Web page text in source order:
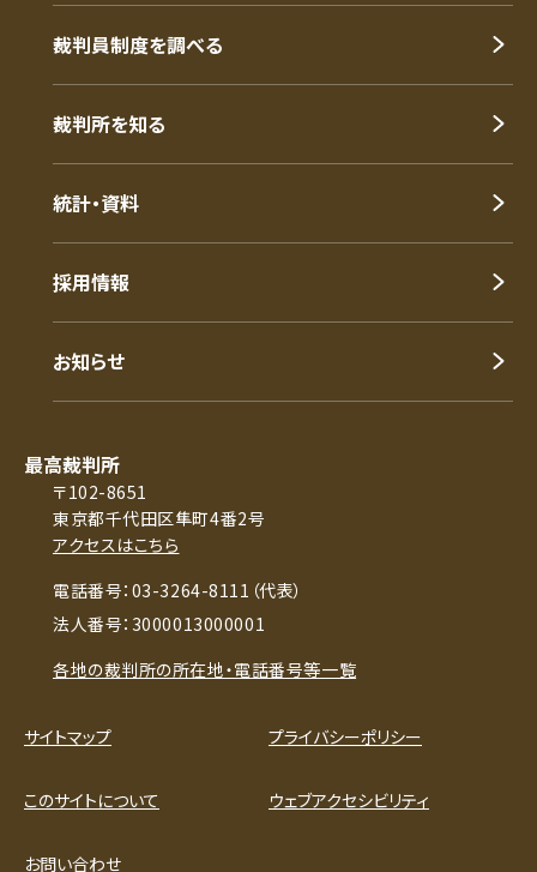
裁判員制度を調べる
裁判所を知る
統計・資料
採用情報
お知らせ
最高裁判所
〒102-8651
東京都千代田区隼町4番2号
アクセスはこちら
電話番号：03-3264-8111（代表）
法人番号：3000013000001
各地の裁判所の所在地・電話番号等一覧
サイトマップ プライバシーポリシー
このサイトについて ウェブアクセシビリティ
お問い合わせ